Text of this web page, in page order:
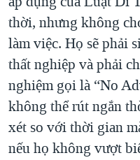
thời, nhưng không
làm việc. Họ sẽ phải
thất nghiệp và phải
nghiệm gọi là “No
không thể rút ngắn
xét so với thời gian
nếu họ không vượt